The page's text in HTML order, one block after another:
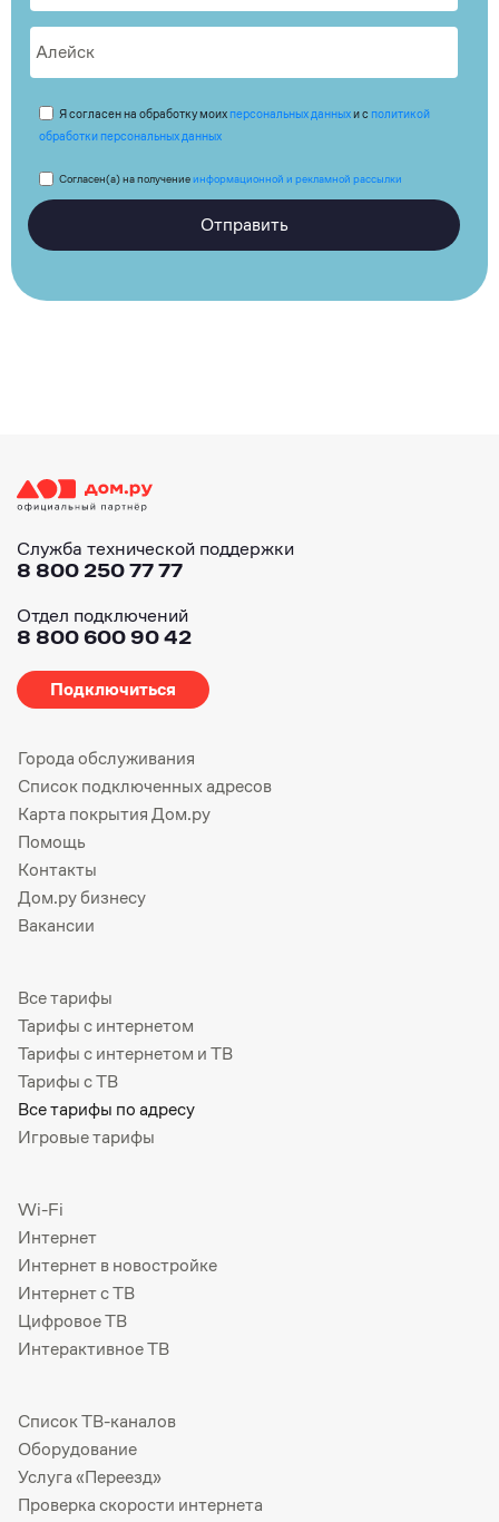
Я согласен на обработку моих персональных данныхи с политикой
обработки персональных данных
Согласен(а) на получениеинформационной и рекламной рассылки
Отправить
Служба технической поддержки
8 800 250 77 77
Отдел подключений
8 800 600 90 42
Подключиться
Города обслуживания
Список подключенных адресов
Карта покрытия Дом.ру
Помощь
Контакты
Дом.ру бизнесу
Вакансии
Все тарифы
Тарифы с интернетом
Тарифы с интернетом и ТВ
Тарифы с ТВ
Все тарифы по адресу
Игровые тарифы
Wi-Fi
Интернет
Интернет в новостройке
Интернет с ТВ
Цифровое ТВ
Интерактивное ТВ
Список ТВ-каналов
Оборудование
Услуга «Переезд»
Проверка скорости интернета